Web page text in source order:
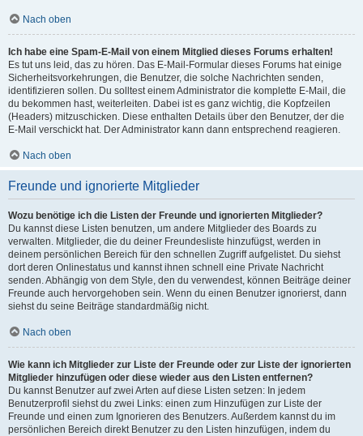
Nach oben
Ich habe eine Spam-E-Mail von einem Mitglied dieses Forums erhalten!
Es tut uns leid, das zu hören. Das E-Mail-Formular dieses Forums hat einige
Sicherheitsvorkehrungen, die Benutzer, die solche Nachrichten senden,
identifizieren sollen. Du solltest einem Administrator die komplette E-Mail, die
du bekommen hast, weiterleiten. Dabei ist es ganz wichtig, die Kopfzeilen
(Headers) mitzuschicken. Diese enthalten Details über den Benutzer, der die
E-Mail verschickt hat. Der Administrator kann dann entsprechend reagieren.
Nach oben
Freunde und ignorierte Mitglieder
Wozu benötige ich die Listen der Freunde und ignorierten Mitglieder?
Du kannst diese Listen benutzen, um andere Mitglieder des Boards zu
verwalten. Mitglieder, die du deiner Freundesliste hinzufügst, werden in
deinem persönlichen Bereich für den schnellen Zugriff aufgelistet. Du siehst
dort deren Onlinestatus und kannst ihnen schnell eine Private Nachricht
senden. Abhängig von dem Style, den du verwendest, können Beiträge deiner
Freunde auch hervorgehoben sein. Wenn du einen Benutzer ignorierst, dann
siehst du seine Beiträge standardmäßig nicht.
Nach oben
Wie kann ich Mitglieder zur Liste der Freunde oder zur Liste der ignorierten
Mitglieder hinzufügen oder diese wieder aus den Listen entfernen?
Du kannst Benutzer auf zwei Arten auf diese Listen setzen: In jedem
Benutzerprofil siehst du zwei Links: einen zum Hinzufügen zur Liste der
Freunde und einen zum Ignorieren des Benutzers. Außerdem kannst du im
persönlichen Bereich direkt Benutzer zu den Listen hinzufügen, indem du